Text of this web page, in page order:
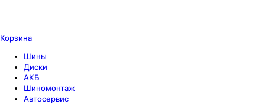
Корзина
Шины
Диски
АКБ
Шиномонтаж
Автосервис